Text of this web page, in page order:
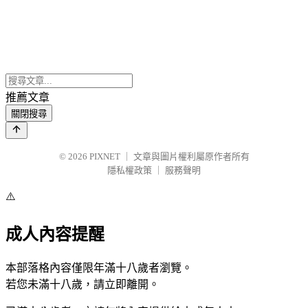
推薦文章
關閉搜尋
© 2026 PIXNET
文章與圖片權利屬原作者所有
隱私權政策
服務聲明
⚠️
成人內容提醒
本部落格內容僅限年滿十八歲者瀏覽。
若您未滿十八歲，請立即離開。